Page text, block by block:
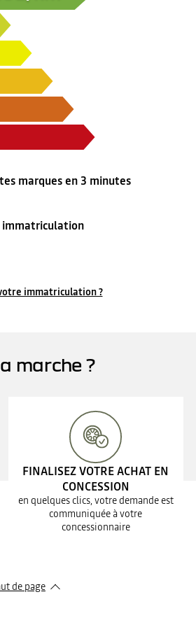
marques en 3 minutes
immatriculation
immatriculation ?
marche ?
FINALISEZ VOTRE ACHAT EN
CONCESSION
en quelques clics, votre demande est
communiquée à votre
concessionnaire
de page​